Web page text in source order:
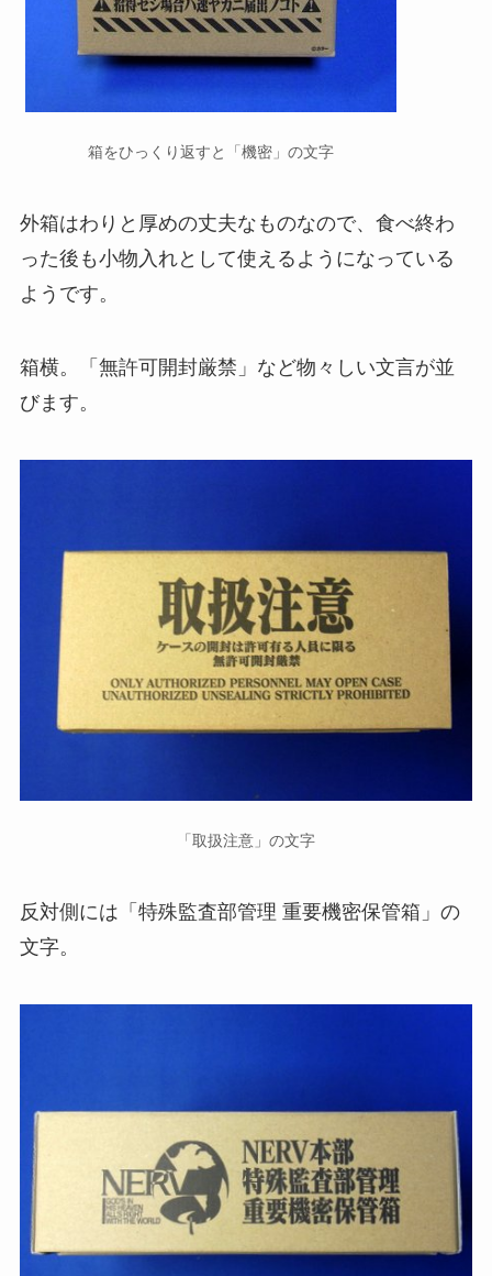
箱をひっくり返すと「機密」の文字
外箱はわりと厚めの丈夫なものなので、食べ終わ
った後も小物入れとして使えるようになっている
ようです。
箱横。「無許可開封厳禁」など物々しい文言が並
びます。
「取扱注意」の文字
反対側には「特殊監査部管理 重要機密保管箱」の
文字。